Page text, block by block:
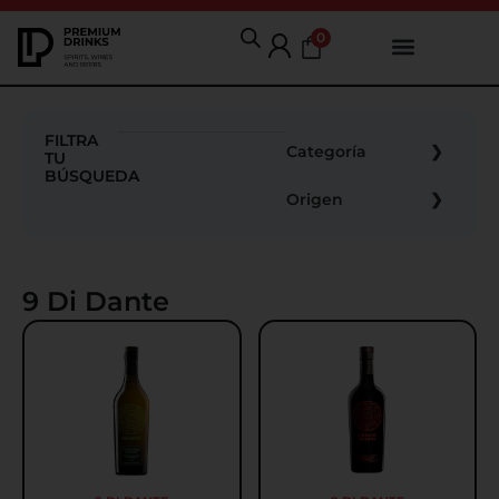
0
FILTRA
TU
BÚSQUEDA
Categoría
Origen
9 Di Dante